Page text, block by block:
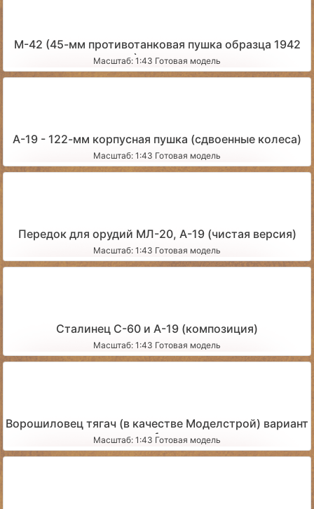
М-42 (45-мм противотанковая пушка образца 1942
года) запыленная
Масштаб: 1:43 Готовая модель
А-19 - 122-мм корпусная пушка (сдвоенные колеса)
Масштаб: 1:43 Готовая модель
Передок для орудий МЛ-20, А-19 (чистая версия)
Масштаб: 1:43 Готовая модель
Сталинец С-60 и А-19 (композиция)
Масштаб: 1:43 Готовая модель
Ворошиловец тягач (в качестве Моделстрой) вариант
1
Масштаб: 1:43 Готовая модель